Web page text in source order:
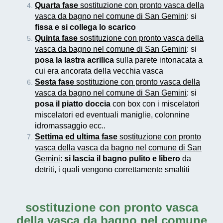
Quarta fase sostituzione con pronto vasca della
vasca da bagno nel comune di San Gemini: si
fissa e si collega lo scarico
Quinta fase sostituzione con pronto vasca della
vasca da bagno nel comune di San Gemini: si
posa la lastra acrilica sulla parete intonacata a
cui era ancorata della vecchia vasca
Sesta fase sostituzione con pronto vasca della
vasca da bagno nel comune di San Gemini: si
posa il piatto doccia con box con i miscelatori
miscelatori ed eventuali maniglie, colonnine
idromassaggio ecc..
Settima ed ultima fase sostituzione con pronto
vasca della vasca da bagno nel comune di San
Gemini: si lascia il bagno pulito e libero da
detriti, i quali vengono correttamente smaltiti
sostituzione con pronto vasca